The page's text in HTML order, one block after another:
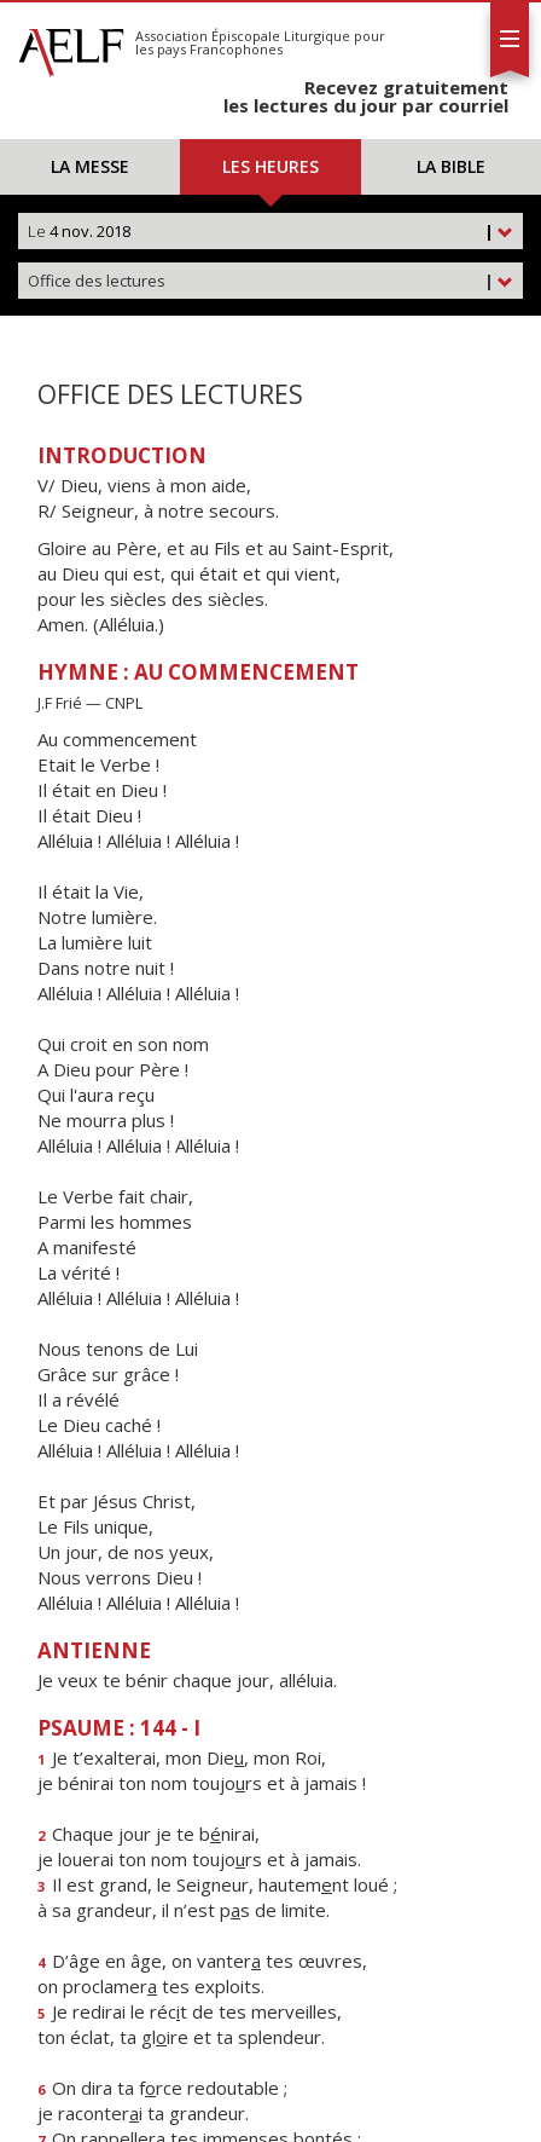
S'abonner
Calendrier
Association Épiscopale Liturgique pour
les pays Francophones
Recevez gratuitement
les lectures du jour par courriel
LA MESSE LES HEURES LA BIBLE
|
Le 4 nov. 2018
|
Office des lectures
OFFICE DES LECTURES
INTRODUCTION
V/ Dieu, viens à mon aide,
R/ Seigneur, à notre secours.
Gloire au Père, et au Fils et au Saint-Esprit,
au Dieu qui est, qui était et qui vient,
pour les siècles des siècles.
Amen. (Alléluia.)
HYMNE : AU COMMENCEMENT
J.F Frié — CNPL
Au commencement
Etait le Verbe !
Il était en Dieu !
Il était Dieu !
Alléluia ! Alléluia ! Alléluia !
Il était la Vie,
Notre lumière.
La lumière luit
Dans notre nuit !
Alléluia ! Alléluia ! Alléluia !
Qui croit en son nom
A Dieu pour Père !
Qui l'aura reçu
Ne mourra plus !
Alléluia ! Alléluia ! Alléluia !
Le Verbe fait chair,
Parmi les hommes
A manifesté
La vérité !
Alléluia ! Alléluia ! Alléluia !
Nous tenons de Lui
Grâce sur grâce !
Il a révélé
Le Dieu caché !
Alléluia ! Alléluia ! Alléluia !
Et par Jésus Christ,
Le Fils unique,
Un jour, de nos yeux,
Nous verrons Dieu !
Alléluia ! Alléluia ! Alléluia !
ANTIENNE
Je veux te bénir chaque jour, alléluia.
PSAUME : 144 - I
1 Je t’exalterai, mon Dieu, mon Roi,
je bénirai ton nom toujours et à jamais !
2 Chaque jour je te bénirai,
je louerai ton nom toujours et à jamais.
3 Il est grand, le Seigneur, hautement loué ;
à sa grandeur, il n’est pas de limite.
4 D’âge en âge, on vantera tes œuvres,
on proclamera tes exploits.
5 Je redirai le récit de tes merveilles,
ton éclat, ta gloire et ta splendeur.
6 On dira ta force redoutable ;
je raconterai ta grandeur.